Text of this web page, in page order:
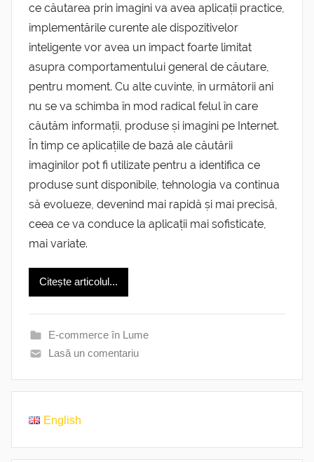
ce căutarea prin imagini va avea aplicații practice,
implementările curente ale dispozitivelor
inteligente vor avea un impact foarte limitat
asupra comportamentului general de căutare,
pentru moment. Cu alte cuvinte, în următorii ani
nu se va schimba în mod radical felul în care
căutăm informații, produse și imagini pe Internet.
În timp ce aplicațiile de bază ale căutării
imaginilor pot fi utilizate pentru a identifica ce
produse sunt disponibile, tehnologia va continua
să evolueze, devenind mai rapidă și mai precisă,
ceea ce va conduce la aplicații mai sofisticate,
mai variate.
Citește articolul...
E-commerce în Lume
Lasă un comentariu
English